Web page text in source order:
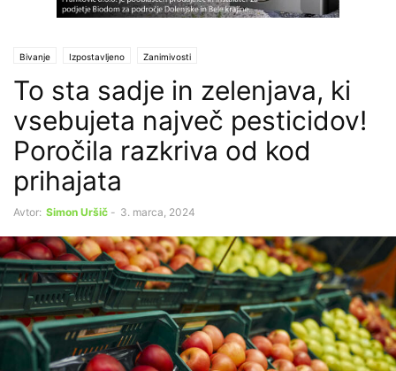
Bivanje Izpostavljeno Zanimivosti
To sta sadje in zelenjava, ki
vsebujeta največ pesticidov!
Poročila razkriva od kod
prihajata
Avtor: Simon Uršič - 3. marca, 2024